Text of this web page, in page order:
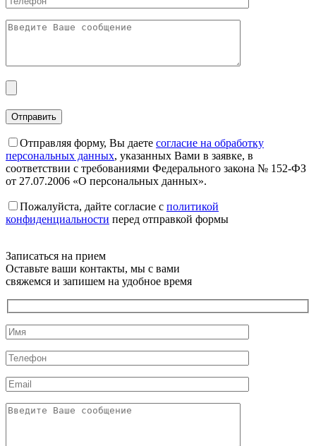
Отправляя форму, Вы даете согласие на обработку
персональных данных, указанных Вами в заявке, в
соответствии с требованиями Федерального закона № 152-ФЗ
от 27.07.2006 «О персональных данных».
Пожалуйста, дайте согласие c политикой
конфиденциальности перед отправкой формы
Записаться на прием
Оставьте ваши контакты, мы с вами
свяжемся и запишем на удобное время